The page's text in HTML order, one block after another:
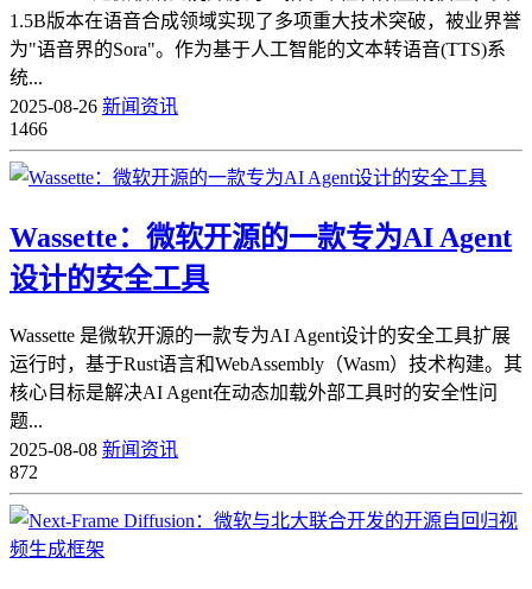
1.5B版本在语音合成领域实现了多项重大技术突破，被业界誉
为"语音界的Sora"。作为基于人工智能的文本转语音(TTS)系
统...
2025-08-26 新闻资讯
1466
Wassette：微软开源的一款专为AI Agent
设计的安全工具
Wassette 是微软开源的一款专为AI Agent设计的安全工具扩展
运行时，基于Rust语言和WebAssembly（Wasm）技术构建。其
核心目标是解决AI Agent在动态加载外部工具时的安全性问
题...
2025-08-08 新闻资讯
872